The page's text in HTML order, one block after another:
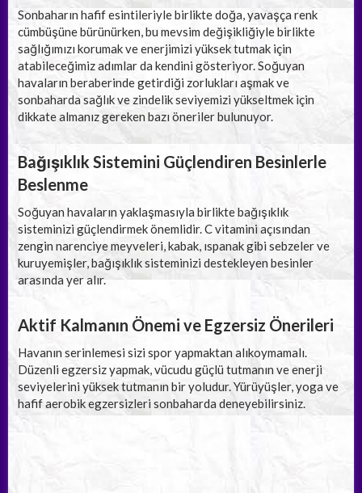
Sonbaharın hafif esintileriyle birlikte doğa, yavaşça renk
cümbüşüne bürünürken, bu mevsim değişikliğiyle birlikte
sağlığımızı korumak ve enerjimizi yüksek tutmak için
atabileceğimiz adımlar da kendini gösteriyor. Soğuyan
havaların beraberinde getirdiği zorlukları aşmak ve
sonbaharda sağlık ve zindelik seviyemizi yükseltmek için
dikkate almanız gereken bazı öneriler bulunuyor.
Bağışıklık Sistemini Güçlendiren Besinlerle
Beslenme
Soğuyan havaların yaklaşmasıyla birlikte bağışıklık
sisteminizi güçlendirmek önemlidir. C vitamini açısından
zengin narenciye meyveleri, kabak, ıspanak gibi sebzeler ve
kuruyemişler, bağışıklık sisteminizi destekleyen besinler
arasında yer alır.
Aktif Kalmanın Önemi ve Egzersiz Önerileri
Havanın serinlemesi sizi spor yapmaktan alıkoymamalı.
Düzenli egzersiz yapmak, vücudu güçlü tutmanın ve enerji
seviyelerini yüksek tutmanın bir yoludur. Yürüyüşler, yoga ve
hafif aerobik egzersizleri sonbaharda deneyebilirsiniz.